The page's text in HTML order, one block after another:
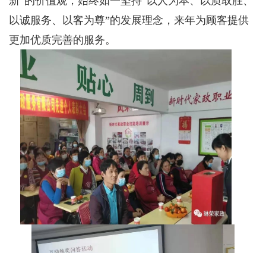
以诚服务、以客为尊”的发展理念，来年为顾客提供
更加优质完善的服务。